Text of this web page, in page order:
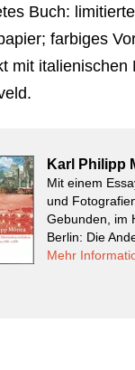
Buch:
farbiges
mit
Karl Philipp
Mit einem
und
Gebunden, im
Berlin: Die
Mehr